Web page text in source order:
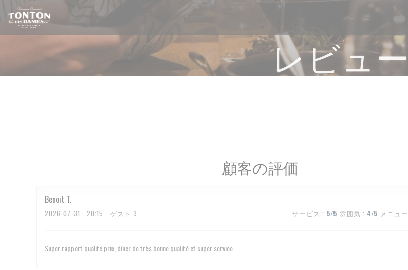
クッキー利用の管理について
レビュー
顧客の評価
Benoit T
2026-07-31 - 20:15 - ゲスト 3 サービス : 5/5 雰囲気 : 4/5 メニュー
Super rapport qualité prix, dîner de très bonne qualité et super service